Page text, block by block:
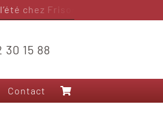
chez Frison Scooter –
30 15 88
Contact